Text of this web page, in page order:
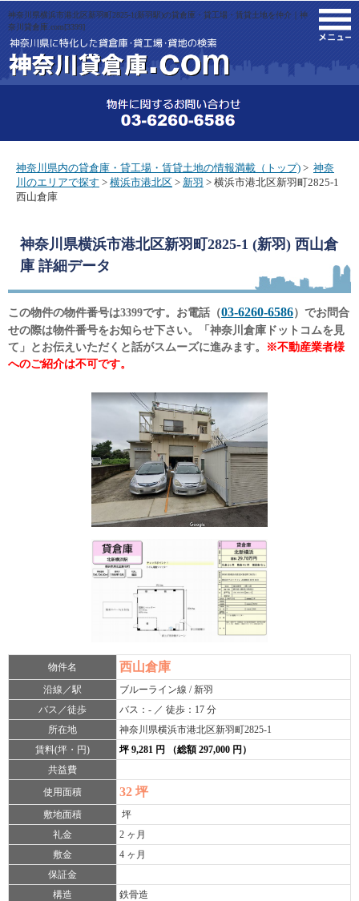
神奈川県横浜市港北区新羽町2825-1(新羽駅)の貸倉庫・貸工場・賃貸土地を仲介｜神
奈川貸倉庫.com[3399]
神奈川県内の貸倉庫・貸工場・賃貸土地の情報満載（トップ) > 神奈
川のエリアで探す > 横浜市港北区 > 新羽 > 横浜市港北区新羽町2825-1
西山倉庫
神奈川県横浜市港北区新羽町2825-1 (新羽) 西山倉
庫 詳細データ
この物件の物件番号は3399です。お電話（03-6260-6586）でお問合
せの際は物件番号をお知らせ下さい。「神奈川倉庫ドットコムを見
て」とお伝えいただくと話がスムーズに進みます。
※不動産業者様
へのご紹介は不可です。
物件名 西山倉庫
沿線／駅
ブルーライン線 / 新羽
バス／徒歩
バス：- ／ 徒歩：17 分
所在地
神奈川県横浜市港北区新羽町2825-1
賃料(坪・円)
坪 9,281 円 （総額 297,000 円）
共益費
使用面積
32 坪
敷地面積
坪
礼金
2 ヶ月
敷金
4 ヶ月
保証金
構造
鉄骨造